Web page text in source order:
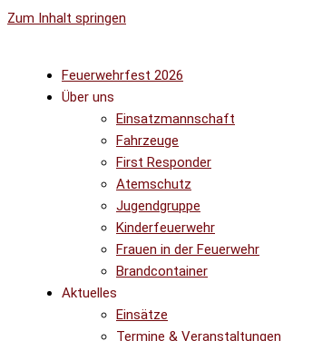
Zum Inhalt springen
Feuerwehrfest 2026
Über uns
Einsatzmannschaft
Fahrzeuge
First Responder
Atemschutz
Jugendgruppe
Kinderfeuerwehr
Frauen in der Feuerwehr
Brandcontainer
Aktuelles
Einsätze
Termine & Veranstaltungen